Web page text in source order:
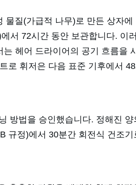
질(가급적 나무)로 만든 상자
서 72시간 동안 보관합니다. 이
헤어 드라이어의 공기 흐름을
로 휘저은 다음 표준 기후에서
방법을 승인했습니다. 정해진
규정)에서 30분간 회전식 건조